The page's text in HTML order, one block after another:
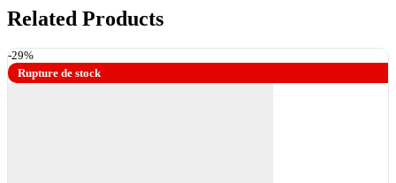
Related Products
-29%
Rupture de stock